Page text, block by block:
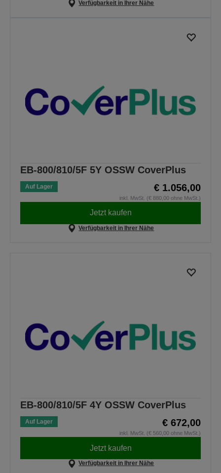
Verfügbarkeit in Ihrer Nähe
EB-800/810/5F 5Y OSSW CoverPlus
Auf Lager € 1.056,00
inkl. MwSt. (€ 880,00 ohne MwSt.)
Jetzt kaufen
Verfügbarkeit in Ihrer Nähe
EB-800/810/5F 4Y OSSW CoverPlus
Auf Lager € 672,00
inkl. MwSt. (€ 560,00 ohne MwSt.)
Jetzt kaufen
Verfügbarkeit in Ihrer Nähe